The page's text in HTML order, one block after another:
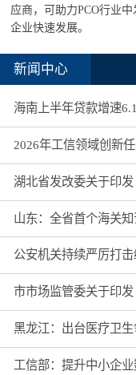
应商，可助力PCO行业中
企业快速发展。
新闻中心
2026年工信领域创新
工信部：提升中小企